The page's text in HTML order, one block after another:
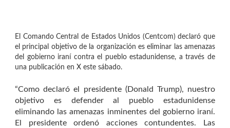
El Comando Central de Estados Unidos (Centcom) declaró que
el principal objetivo de la organización es eliminar las amenazas
del gobierno iraní contra el pueblo estadunidense, a través de
una publicación en X este sábado.
“Como declaró el presidente (Donald Trump), nuestro
objetivo es defender al pueblo estadunidense
eliminando las amenazas inminentes del gobierno iraní.
El presidente ordenó acciones contundentes. Las